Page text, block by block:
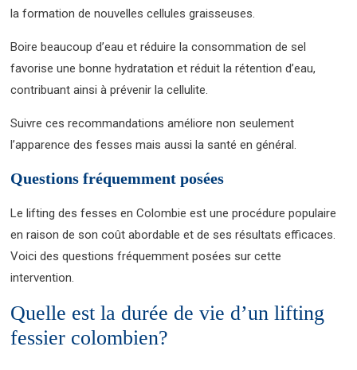
la formation de nouvelles cellules graisseuses.
Boire beaucoup d’eau et réduire la consommation de sel
favorise une bonne hydratation et réduit la rétention d’eau,
contribuant ainsi à prévenir la cellulite.
Suivre ces recommandations améliore non seulement
l’apparence des fesses mais aussi la santé en général.
Questions fréquemment posées
Le lifting des fesses en Colombie est une procédure populaire
en raison de son coût abordable et de ses résultats efficaces.
Voici des questions fréquemment posées sur cette
intervention.
Quelle est la durée de vie d’un lifting
fessier colombien?